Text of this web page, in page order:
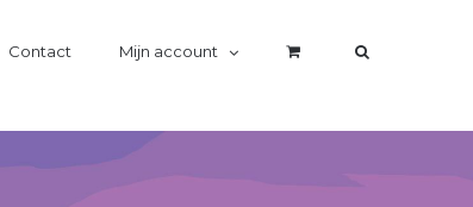
Contact Mijn account